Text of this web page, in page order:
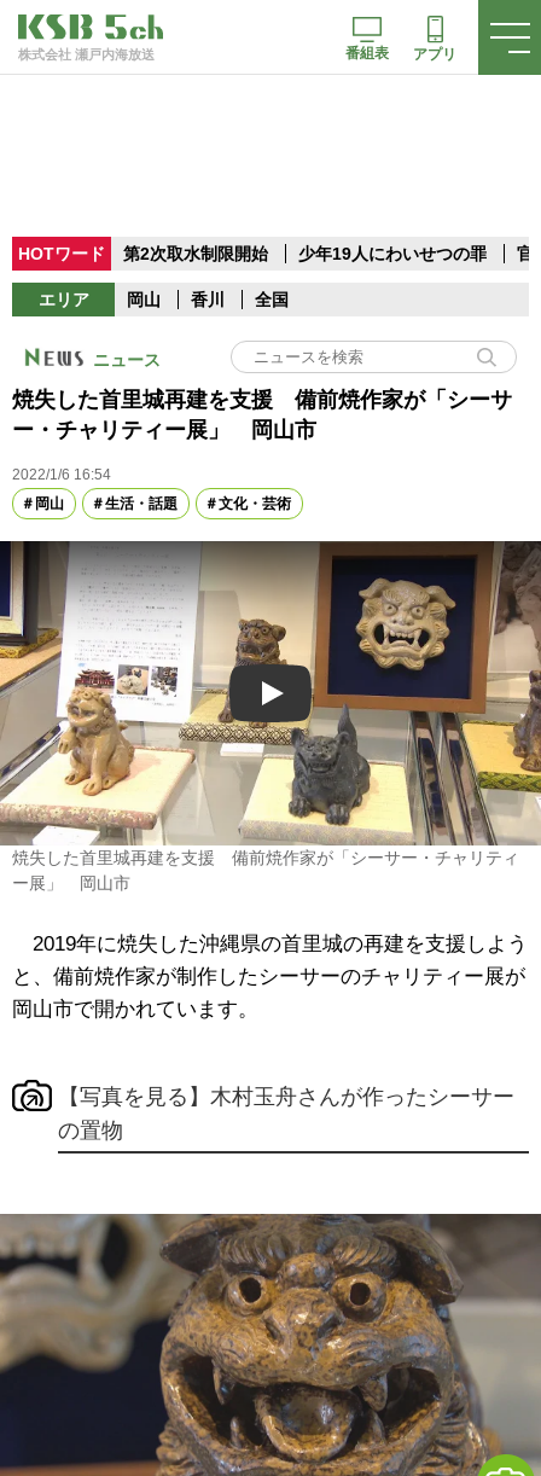
株式会社 瀬戸内海放送 番組表 アプリ
HOTワード 第2次取水制限開始 少年19人にわいせつの罪 官
エリア 岡山 香川 全国
ニュース
焼失した首里城再建を支援 備前焼作家が「シーサ
ー・チャリティー展」 岡山市
2022/1/6 16:54
岡山
生活・話題 文化・芸術
Play
焼失した首里城再建を支援 備前焼作家が「シーサー・チャリティ
ー展」 岡山市
2019年に焼失した沖縄県の首里城の再建を支援しよう
と、備前焼作家が制作したシーサーのチャリティー展が
岡山市で開かれています。
【写真を見る】木村玉舟さんが作ったシーサー
の置物